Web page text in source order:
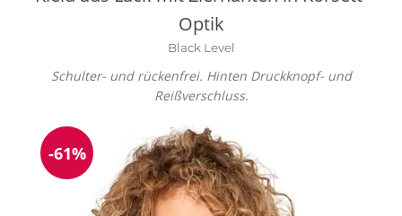
Optik
Black Level
Schulter- und rückenfrei. Hinten Druckknopf- und
Reißverschluss.
Reduzierung
-61%